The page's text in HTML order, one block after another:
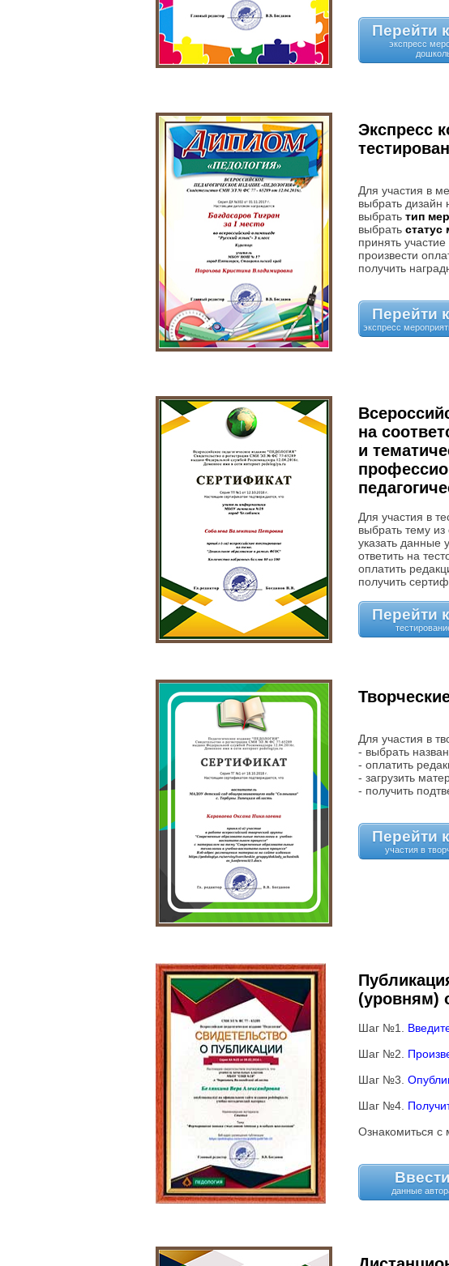
Перейти
экспресс
Экспресс
Для участия в
выбрать дизайн
выбрать тип
выбрать статус
принять
произвести
получить
Перейти
на
и
Для участия в
выбрать тему из
указать данные
ответить на
оплатить
получить
Перейти
Для участия в
- выбрать
- оплатить
- загрузить
- получить
Перейти
(уровням)
Шаг №1.
Шаг №2.
Шаг №3.
Шаг №4.
Ознакомиться с